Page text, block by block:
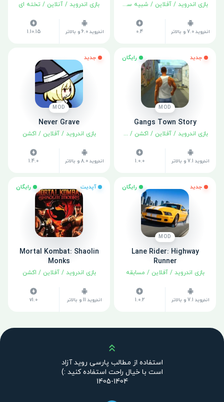
بازی اندروید / آفلاین / شبیه سازی
اندروید 7.0 و بالاتر 0.4
بازی اندروید / آنلاین / تخته ای
اندروید 6.0 و بالاتر 1.10.15
جدید رایگان
MOD
Gangs Town Story
بازی اندروید / آفلاین / اکشن / ماجراجویی
اندروید 7.1 و بالاتر 1.0.0
جدید
MOD
Never Grave
بازی اندروید /آفلاین / اکشن
اندروید 8.0 و بالاتر 1.4.0
جدید رایگان
MOD
Lane Rider: Highway
Runner
بازی اندروید /آفلاین / مسابقه
اندروید 7.1 و بالاتر 1.0.2
آپدیت رایگان
Mortal Kombat: Shaolin
Monks
بازی اندروید /آفلاین / اکشن
اندروید 11 و بالاتر v1.0
بالا
استفاده از مطالب پارسی روید آزاد
است با خیال راحت استفاده کنید :)
1404-1405